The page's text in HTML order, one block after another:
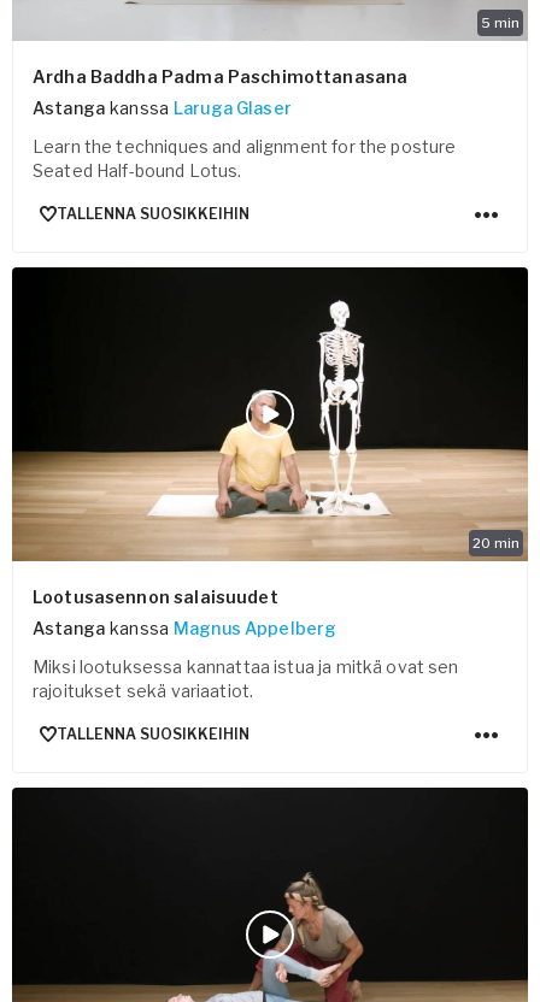
5 min
Ardha Baddha Padma Paschimottanasana
Astanga kanssa Laruga Glaser
Learn the techniques and alignment for the posture
Seated Half-bound Lotus.
TALLENNA SUOSIKKEIHIN
20 min
Lootusasennon salaisuudet
Astanga kanssa Magnus Appelberg
Miksi lootuksessa kannattaa istua ja mitkä ovat sen
rajoitukset sekä variaatiot.
TALLENNA SUOSIKKEIHIN